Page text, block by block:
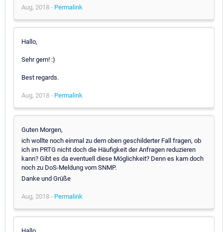
Aug, 2018 - Permalink
Hallo,
Sehr gern! :)
Best regards.
Aug, 2018 - Permalink
Guten Morgen,
ich wollte noch einmal zu dem oben geschilderter Fall fragen, ob
ich im PRTG nicht doch die Häufigkeit der Anfragen reduzieren
kann? Gibt es da eventuell diese Möglichkeit? Denn es kam doch
noch zu DoS-Meldung vom SNMP.
Danke und Grüße
Aug, 2018 - Permalink